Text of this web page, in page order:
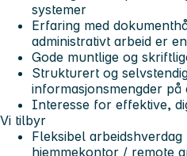
systemer
Erfaring med
administrativt arbeid er
Gode muntlige og
Strukturert og
informasjonsmengder på
Interesse for effektive,
Vi tilbyr
Fleksibel
hjemmekontor / remote